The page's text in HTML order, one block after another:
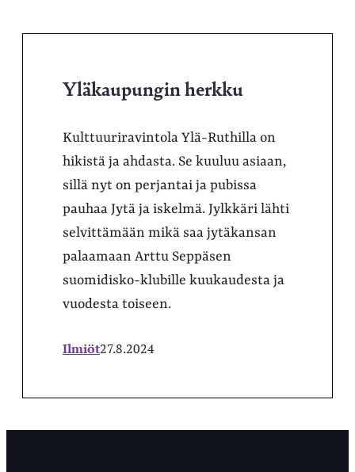
Yläkaupungin herkku
Kulttuuriravintola Ylä-Ruthilla on
hikistä ja ahdasta. Se kuuluu asiaan,
sillä nyt on perjantai ja pubissa
pauhaa Jytä ja iskelmä. Jylkkäri lähti
selvittämään mikä saa jytäkansan
palaamaan Arttu Seppäsen
suomidisko-klubille kuukaudesta ja
vuodesta toiseen.
Ilmiöt27.8.2024